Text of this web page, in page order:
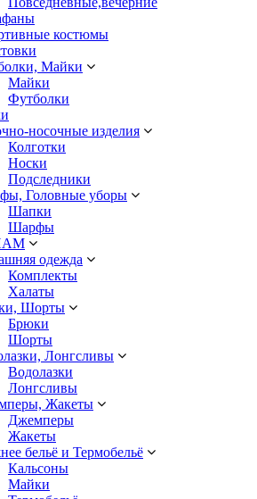
костюмы
Майки
Майки
Футболки
носочные изделия
Колготки
Носки
Подследники
Головные уборы
Шапки
Шарфы
одежда
Комплекты
Халаты
Шорты
Брюки
Шорты
Лонгсливы
Водолазки
Лонгсливы
Жакеты
Джемперы
Жакеты
бельё и Термобельё
Кальсоны
Майки